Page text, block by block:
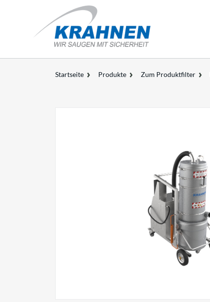
Startseite Produkte Zum Produktfilter